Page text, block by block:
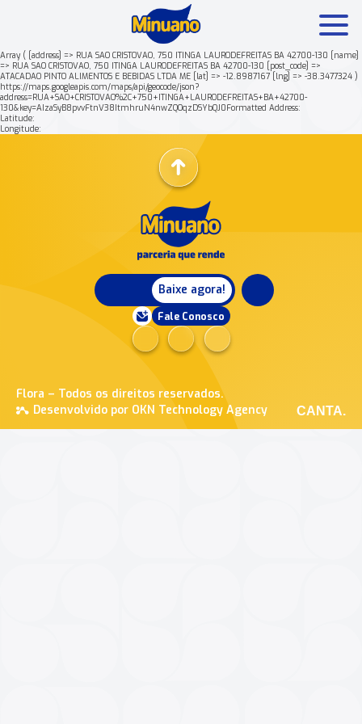
Array ( [address] => RUA SAO CRISTOVAO, 750 ITINGA LAURODEFREITAS BA 42700-130 [name]
=> RUA SAO CRISTOVAO, 750 ITINGA LAURODEFREITAS BA 42700-130 [post_code] =>
ATACADAO PINTO ALIMENTOS E BEBIDAS LTDA ME [lat] => -12.8987167 [lng] => -38.3477324 )
https://maps.googleapis.com/maps/api/geocode/json?
address=RUA+SAO+CRISTOVAO%2C+750+ITINGA+LAURODEFREITAS+BA+42700-
130&key=AIzaSyB8pvvFtnV38ItmhruN4nwZQOqzDSYbQJ0Formatted Address:
Latitude:
Longitude:
Baixe agora!
Fale Conosco
Flora – Todos os direitos reservados.
Desenvolvido por OKN Technology Agency
CANTA.
Mais buscados: Produtos Minuano Rende +
Nossa história